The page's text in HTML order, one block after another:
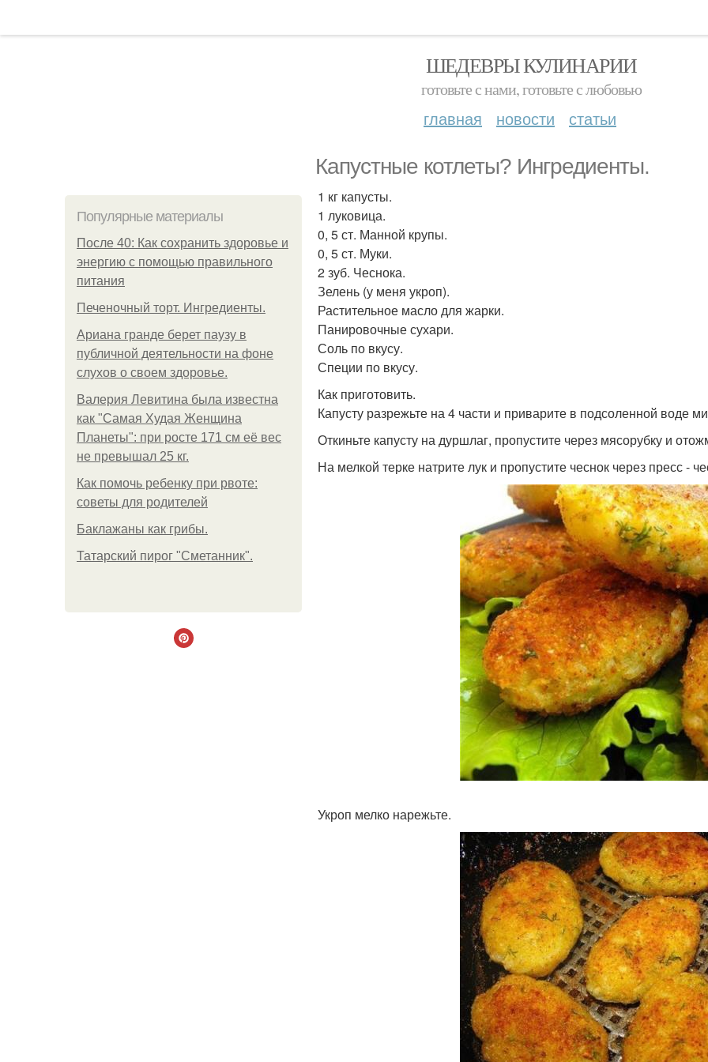
ШЕДЕВРЫ КУЛИНАРИИ
готовьте с нами, готовьте с любовью
главная новости статьи
Капустные котлеты? Ингредиенты.
Популярные материалы
После 40: Как сохранить здоровье и
энергию с помощью правильного
питания
Печеночный торт. Ингредиенты.
Ариана гранде берет паузу в
публичной деятельности на фоне
слухов о своем здоровье.
Валерия Левитина была известна
как "Самая Худая Женщина
Планеты": при росте 171 см её вес
не превышал 25 кг.
Как помочь ребенку при рвоте:
советы для родителей
Баклажаны как грибы.
Татарский пирог "Сметанник".
1 кг капусты.
1 луковица.
0, 5 ст. Манной крупы.
0, 5 ст. Муки.
2 зуб. Чеснока.
Зелень (у меня укроп).
Растительное масло для жарки.
Панировочные сухари.
Соль по вкусу.
Специи по вкусу.
Как приготовить.
Капусту разрежьте на 4 части и приварите в подсоленной воде
Откиньте капусту на дуршлаг, пропустите через мясорубку и
На мелкой терке натрите лук и пропустите чеснок через пресс -
Укроп мелко нарежьте.